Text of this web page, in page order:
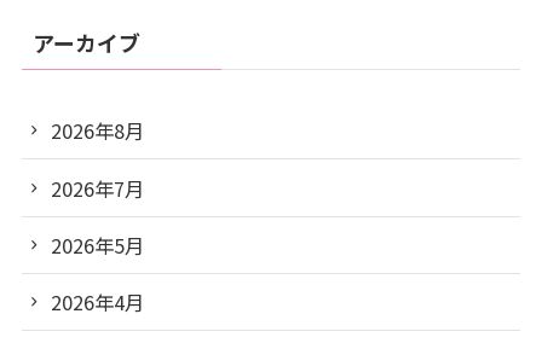
アーカイブ
2026年8月
2026年7月
2026年5月
2026年4月